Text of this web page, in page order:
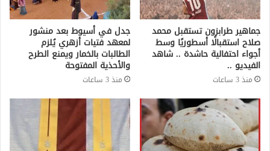
جماهير طرابزون تستقبل محمد
صلاح استقبالًا أسطوريًا وسط
أجواء احتفالية حاشدة .. شاهد
الفيديو ..
منذ 3 ساعات
جدل في أسيوط بعد منشور
لمعهد فتيات أزهري يُلزم
الطالبات بالخمار ويمنع الطرح
والأحذية المفتوحة
منذ 3 ساعات